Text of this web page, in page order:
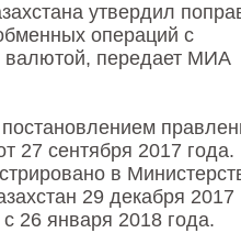
утвердил
операций с
валютой, передает МИА
27 сентября 2017 года.
в
29 декабря 2017
26 января 2018 года.